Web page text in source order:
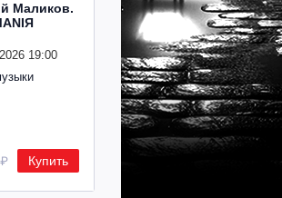
Маликов.
19:00
Купить
Рождественский
концерт
Владимира
Спивакова
24.12.2026 19:00
Дом музыки